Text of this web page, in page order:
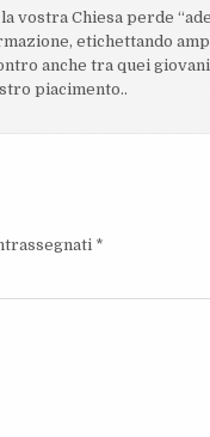
Chiesa perde
etichettando
anche tra quei
piacimento..
*